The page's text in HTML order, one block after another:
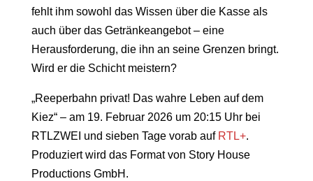
fehlt ihm sowohl das Wissen über die Kasse als
auch über das Getränkeangebot – eine
Herausforderung, die ihn an seine Grenzen bringt.
Wird er die Schicht meistern?
„Reeperbahn privat! Das wahre Leben auf dem
Kiez“ – am 19. Februar 2026 um 20:15 Uhr bei
RTLZWEI und sieben Tage vorab auf RTL+.
Produziert wird das Format von Story House
Productions GmbH .